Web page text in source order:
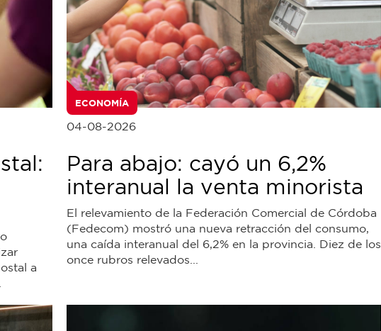
a
ECONOMÍA
04-08-2026
Para abajo: cayó un 6,2%
interanual la venta minorista
El relevamiento de la Federación Comercial de Córdoba
(Fedecom) mostró una nueva retracción del consumo,
una caída interanual del 6,2% en la provincia. Diez de los
once rubros relevados...